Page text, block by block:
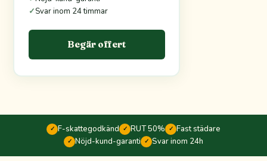
✓Svar inom 24 timmar
Begär offert
✓ F-skattegodkänd ✓ RUT 50% ✓ Fast städare
✓ Nöjd-kund-garanti ✓ Svar inom 24h